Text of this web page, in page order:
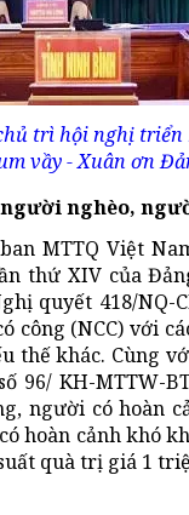
trì hội nghị triển
vầy - Xuân ơn
nghèo,
MTTQ Việt
thứ XIV của
quyết 418/NQ-
công (NCC) với
thế khác. Cùng
96/ KH-MTTW-
người có hoàn
hoàn cảnh khó
quà trị giá 1